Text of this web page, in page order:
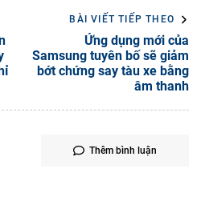
BÀI VIẾT TIẾP THEO
Ứng dụng mới của
Samsung tuyên bố sẽ giảm
bớt chứng say tàu xe bằng
âm thanh
Thêm bình luận